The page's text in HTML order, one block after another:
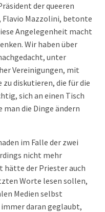
der queeren
Flavio Mazzolini, betonte
Angelegenheit macht
Wir haben über
unter
Vereinigungen, mit
zu diskutieren, die für die
sich an einen Tisch
man die Dinge ändern
im Falle der zwei
nicht mehr
hätte der Priester auch
Worte lesen sollen,
Medien selbst
daran geglaubt,